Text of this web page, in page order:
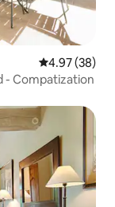
Meánrátáil
4.97 (38)
- Compatization